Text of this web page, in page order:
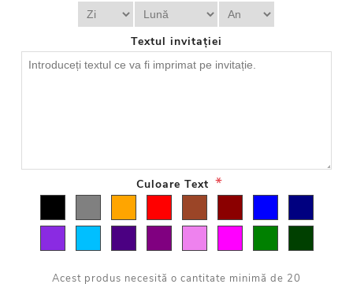
Textul invitației
Culoare Text *
Acest produs necesită o cantitate minimă de 20